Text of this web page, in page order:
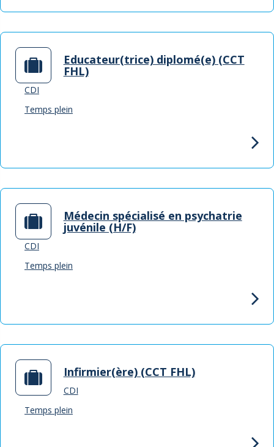
Educateur(trice) diplomé(e) (CCT
FHL)
CDI
Temps plein
Médecin spécialisé en psychatrie
juvénile (H/F)
CDI
Temps plein
Infirmier(ère) (CCT FHL)
CDI
Temps plein